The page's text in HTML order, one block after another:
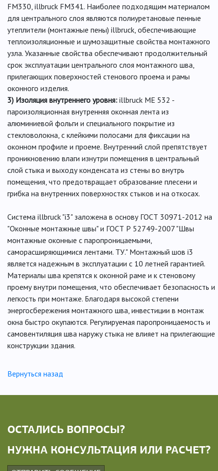
FM330, illbruck FM341. Наиболее подходящим материалом
для центрального слоя являются полиуретановые пенные
утеплители (монтажные пены) illbruck, обеспечивающие
теплоизоляционные и шумозащитные свойства монтажного
узла. Указанные свойства обеспечивают продолжительный
срок эксплуатации центрального слоя монтажного шва,
прилегающих поверхностей стенового проема и рамы
оконного изделия.
3) Изоляция внутреннего уровня: illbruck ME 532 -
пароизоляционная внутренняя оконная лента из
алюминиевой фольги и специального покрытие из
стекловолокна, с клейкими полосами для фиксации на
оконном профиле и проеме. Внутренний слой препятствует
проникновению влаги изнутри помещения в центральный
слой стыка и выходу конденсата из стены во внутрь
помещения, что предотвращает образование плесени и
грибка на внутренних поверхностях стыков и на откосах.
Система illbruck "i3" заложена в основу ГОСТ 30971-2012 на
"Оконные монтажные швы" и ГОСТ Р 52749-2007 "Швы
монтажные оконные с паропроницаемыми,
саморасширяющимися лентами. ТУ." Монтажный шов i3
является надежным в эксплуатации с 10 летней гарантией.
Материалы шва крепятся к оконной раме и к стеновому
проему внутри помещения, что обеспечивает безопасность и
легкость при монтаже. Благодаря высокой степени
энергосбережения монтажного шва, инвестиции в монтаж
окна быстро окупаются. Регулируемая паропроницаемость и
самовентиляция шва наружу стыка не влияет на прилегающие
конструкции здания.
Вернуться назад
ОСТАЛИСЬ ВОПРОСЫ?
НУЖНА КОНСУЛЬТАЦИЯ ИЛИ РАСЧЕТ?